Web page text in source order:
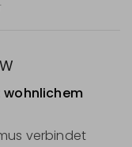
verbindet